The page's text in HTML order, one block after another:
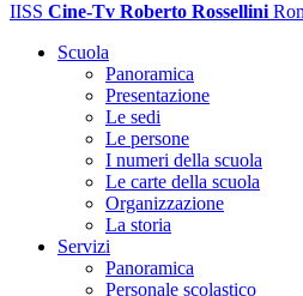
IISS Cine-Tv Roberto Rossellini
Scuola
Panoramica
Presentazione
Le sedi
Le persone
I numeri della scuola
Le carte della scuola
Organizzazione
La storia
Servizi
Panoramica
Personale scolastico